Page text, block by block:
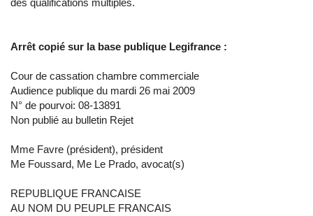
des qualifications multiples.
Arrêt copié sur la base publique Legifrance :
Cour de cassation chambre commerciale
Audience publique du mardi 26 mai 2009
N° de pourvoi: 08-13891
Non publié au bulletin Rejet
Mme Favre (président), président
Me Foussard, Me Le Prado, avocat(s)
REPUBLIQUE FRANCAISE
AU NOM DU PEUPLE FRANCAIS